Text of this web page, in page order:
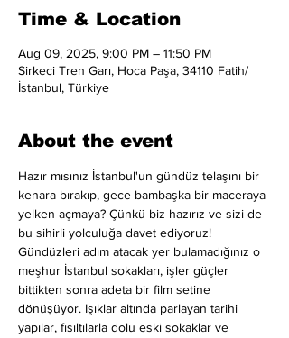
Time & Location
Aug 09, 2025, 9:00 PM – 11:50 PM
Sirkeci Tren Garı, Hoca Paşa, 34110 Fatih/
İstanbul, Türkiye
About the event
Hazır mısınız İstanbul'un gündüz telaşını bir
kenara bırakıp, gece bambaşka bir maceraya
yelken açmaya? Çünkü biz hazırız ve sizi de
bu sihirli yolculuğa davet ediyoruz!
Gündüzleri adım atacak yer bulamadığınız o
meşhur İstanbul sokakları, işler güçler
bittikten sonra adeta bir film setine
dönüşüyor. Işıklar altında parlayan tarihi
yapılar, fısıltılarla dolu eski sokaklar ve